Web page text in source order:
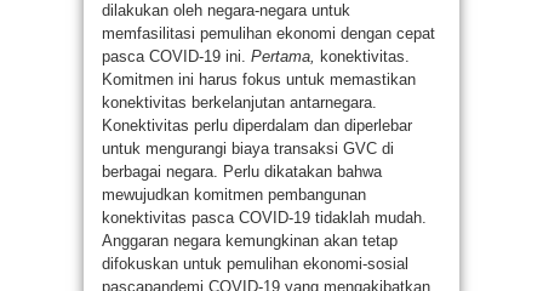
dilakukan oleh negara-negara untuk
memfasilitasi pemulihan ekonomi dengan cepat
pasca COVID-19 ini. Pertama, konektivitas.
Komitmen ini harus fokus untuk memastikan
konektivitas berkelanjutan antarnegara.
Konektivitas perlu diperdalam dan diperlebar
untuk mengurangi biaya transaksi GVC di
berbagai negara. Perlu dikatakan bahwa
mewujudkan komitmen pembangunan
konektivitas pasca COVID-19 tidaklah mudah.
Anggaran negara kemungkinan akan tetap
difokuskan untuk pemulihan ekonomi-sosial
pascapandemi COVID-19 yang mengakibatkan